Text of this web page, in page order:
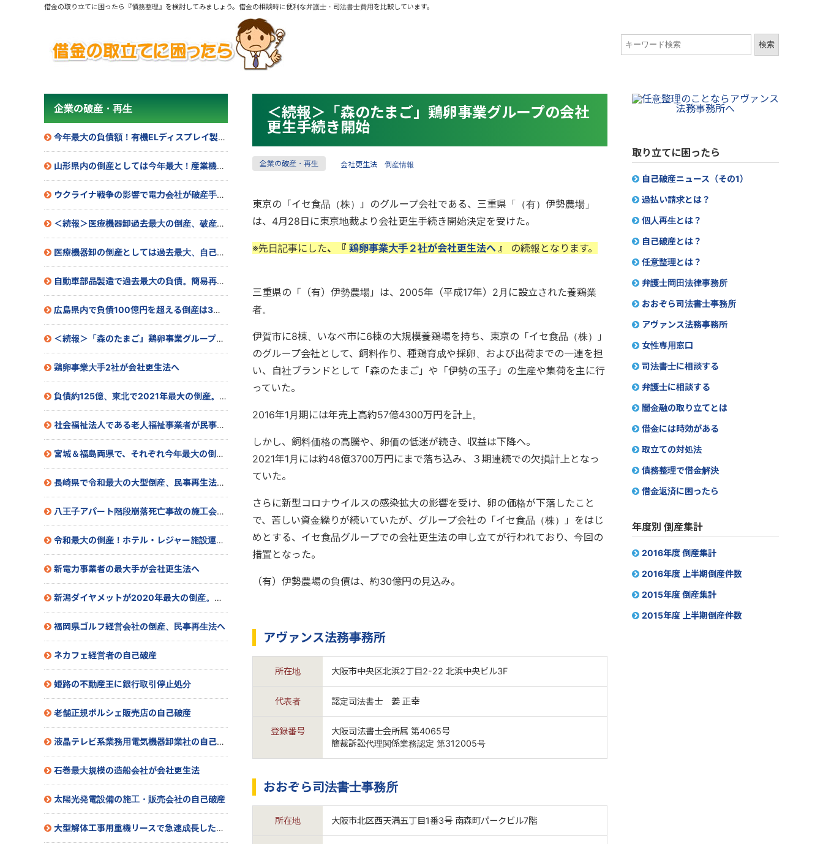
借金の取り立てに困ったら『債務整理』を検討してみましょう。借金の相談時に便利な弁護士・司法書士費用を比較しています。
＜続報＞「森のたまご」鶏卵事業グループの会社
更生手続き開始
企業の破産・再生 会社更生法 倒産情報
東京の「イセ食品（株）」のグループ会社である、三重県「（有）伊勢農場」
は、4月28日に東京地裁より会社更生手続き開始決定を受けた。
※先日記事にした、 『 鶏卵事業大手２社が会社更生法へ 』 の続報となります。
三重県の「（有）伊勢農場」は、2005年（平成17年）2月に設立された養鶏業
者。
伊賀市に8棟、いなべ市に6棟の大規模養鶏場を持ち、東京の「イセ食品（株）」
のグループ会社として、飼料作り、種鶏育成や採卵、および出荷までの一連を担
い、自社ブランドとして「森のたまご」や「伊勢の玉子」の生産や集荷を主に行
っていた。
2016年1月期には年売上高約57億4300万円を計上。
しかし、飼料価格の高騰や、卵価の低迷が続き、収益は下降へ。
2021年1月には約48億3700万円にまで落ち込み、３期連続での欠損計上となっ
ていた。
さらに新型コロナウイルスの感染拡大の影響を受け、卵の価格が下落したこと
で、苦しい資金繰りが続いていたが、グループ会社の「イセ食品（株）」をはじ
めとする、イセ食品グループでの会社更生法の申し立てが行われており、今回の
措置となった。
（有）伊勢農場の負債は、約30億円の見込み。
アヴァンス法務事務所
所在地 大阪市中央区北浜2丁目2-22 北浜中央ビル3F
代表者 認定司法書士 姜 正幸
登録番号
大阪司法書士会所属 第4065号
簡裁訴訟代理関係業務認定 第312005号
おおぞら司法書士事務所
所在地 大阪市北区西天満五丁目1番3号 南森町パークビル7階
企業の破産・再生
今年最大の負債額！有機ELディスプレイ製造業社が民事再生法を申請へ
山形県内の倒産としては今年最大！産業機械製造会社が民事再生法を申請
ウクライナ戦争の影響で電力会社が破産手続き開始
＜続報＞医療機器卸過去最大の倒産、破産手続き開始
医療機器卸の倒産としては過去最大、自己破産申請へ
自動車部品製造で過去最大の負債。簡易再生申請へ
広島県内で負債100億円を超える倒産は3年10ヵ月ぶり。特別清算へ
＜続報＞「森のたまご」鶏卵事業グループの会社更生手続き開始
鶏卵事業大手2社が会社更生法へ
負債約125億、東北で2021年最大の倒産。民事再生法申請へ
社会福祉法人である老人福祉事業者が民事再生法申請へ
宮城＆福島両県で、それぞれ今年最大の倒産へ
長崎県で令和最大の大型倒産、民事再生法適用申請へ
八王子アパート階段崩落死亡事故の施工会社が自己破産
令和最大の倒産！ホテル・レジャー施設運営会社が特別清算へ
新電力事業者の最大手が会社更生法へ
新潟ダイヤメットが2020年最大の倒産。民事再生へ
福岡県ゴルフ経営会社の倒産、民事再生法へ
ネカフェ経営者の自己破産
姫路の不動産王に銀行取引停止処分
老舗正規ポルシェ販売店の自己破産
液晶テレビ系業務用電気機器卸業社の自己破産
石巻最大規模の造船会社が会社更生法
太陽光発電設備の施工・販売会社の自己破産
大型解体工事用重機リースで急速成長した会社が民事再生
取り立てに困ったら
自己破産ニュース（その1）
過払い請求とは？
個人再生とは？
自己破産とは？
任意整理とは？
弁護士岡田法律事務所
おおぞら司法書士事務所
アヴァンス法務事務所
女性専用窓口
司法書士に相談する
弁護士に相談する
闇金融の取り立てとは
借金には時効がある
取立ての対処法
債務整理で借金解決
借金返済に困ったら
年度別 倒産集計
2016年度 倒産集計
2016年度 上半期倒産件数
2015年度 倒産集計
2015年度 上半期倒産件数